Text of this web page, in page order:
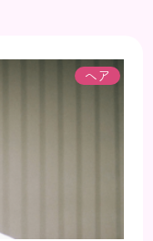
ヘア